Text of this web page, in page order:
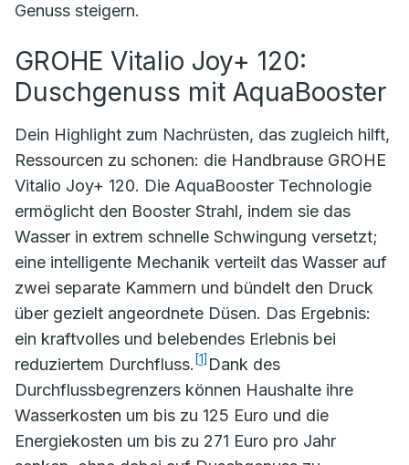
Genuss steigern.
GROHE Vitalio Joy+ 120:
Duschgenuss mit AquaBooster
Dein Highlight zum Nachrüsten, das zugleich hilft,
Ressourcen zu schonen: die Handbrause GROHE
Vitalio Joy+ 120. Die AquaBooster Technologie
ermöglicht den Booster Strahl, indem sie das
Wasser in extrem schnelle Schwingung versetzt;
eine intelligente Mechanik verteilt das Wasser auf
zwei separate Kammern und bündelt den Druck
über gezielt angeordnete Düsen. Das Ergebnis:
ein kraftvolles und belebendes Erlebnis bei
reduziertem Durchfluss. [1] Dank des
Durchflussbegrenzers können Haushalte ihre
Wasserkosten um bis zu 125 Euro und die
Energiekosten um bis zu 271 Euro pro Jahr